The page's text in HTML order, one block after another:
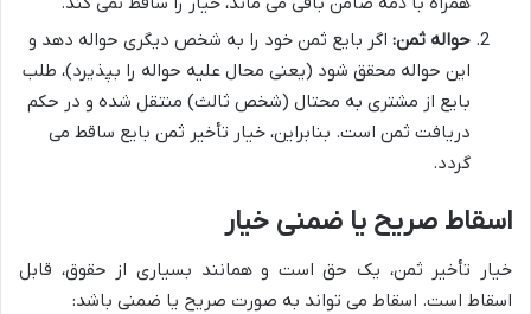
حواله ثمن: اگر بایع ثمن خود را به شخص دیگری حواله دهد و
این حواله محقق شود (یعنی محال علیه حواله را بپذیرد)، طلب
بایع از مشتری به محتال (شخص ثالث) منتقل شده و در حکم
دریافت ثمن است. بنابراین، خیار تأخیر ثمن بایع ساقط می
گردد.
اسقاط صریح یا ضمنی خیار
خیار تأخیر ثمن، یک حق است و همانند بسیاری از حقوق، قابل
اسقاط است. اسقاط می تواند به صورت صریح یا ضمنی باشد: